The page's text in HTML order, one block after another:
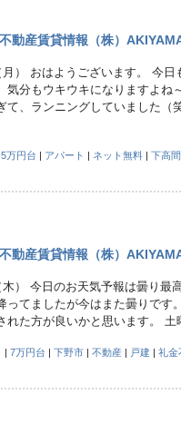
動産賃貸情報（株）
月） おはようございます。 今
気分もウキウキになりますよね
て、ランニングしていました（
5万円台 | アパート | ネット無料 |下高
動産賃貸情報（株）
木） 今日のお天気予報は曇り最
ってましたが今はまた曇りです
れた方が良いかと思います。
|7万円台 |下野市 |不動産 | 戸建 |礼金